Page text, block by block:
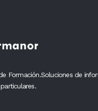
Formación.Soluciones de